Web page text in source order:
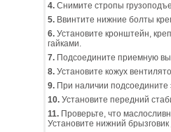
4. Снимите стропы
5. Ввинтите нижние болты
6. Установите кронштейн,
гайками.
7. Подсоедините приемную
8. Установите кожух
9. При наличии подсоедините
10. Установите передний
11. Проверьте, что
Установите нижний брызговик